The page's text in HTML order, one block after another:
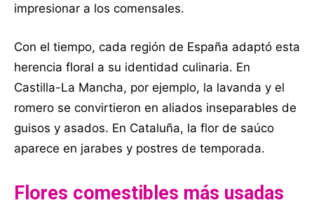
impresionar a los comensales.
Con el tiempo, cada región de España adaptó esta
herencia floral a su identidad culinaria. En
Castilla-La Mancha, por ejemplo, la lavanda y el
romero se convirtieron en aliados inseparables de
guisos y asados. En Cataluña, la flor de saúco
aparece en jarabes y postres de temporada.
Flores comestibles más usadas